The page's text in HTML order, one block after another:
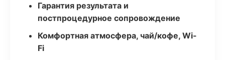
Гарантия результата и
постпроцедурное сопровождение
Комфортная атмосфера, чай/кофе, Wi-
Fi